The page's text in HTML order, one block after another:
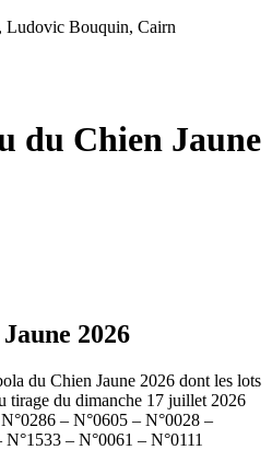
, Ludovic Bouquin, Cairn
du Chien Jaune
2026
du Chien Jaune 2026 dont les lots
tirage du dimanche 17 juillet 2026
– N°0605 – N°0028 –
– N°0061 – N°0111